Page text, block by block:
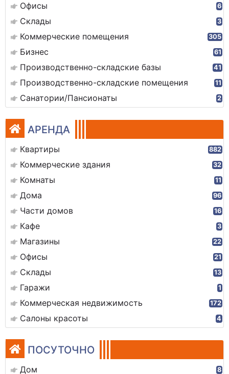
Офисы 6
Склады 3
Коммерческие помещения 305
Бизнес 61
Производственно-складские базы 41
Производственно-складские помещения 11
Санатории/Пансионаты 2
АРЕНДА
Квартиры 882
Коммерческие здания 32
Комнаты 11
Дома 96
Части домов 16
Кафе 3
Магазины 22
Офисы 21
Склады 13
Гаражи 1
Коммерческая недвижимость 172
Салоны красоты 4
ПОСУТОЧНО
Дом 8